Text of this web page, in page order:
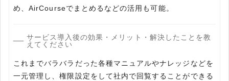
め、AirCourseでまとめるなどの活用も可能。
サービス導入後の効果・メリット・解決したことを教
えてください
これまでバラバラだった各種マニュアルやナレッジなどを
一元管理し、権限設定をして社内で回覧することができる